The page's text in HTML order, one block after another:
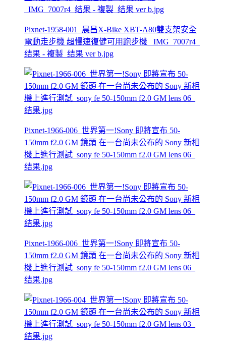
Pixnet-1958-001_晨昌X-Bike XBT-A80雙支架安全
電動走步機 超慢速復健可用跑步機 _IMG_7007r4_
结果 - 複製_结果 ver b.jpg
Pixnet-1966-006_世界第一!Sony 即將宣布 50-
150mm f2.0 GM 鏡頭 在一台尚未公布的 Sony 新相
機上進行測試_sony fe 50-150mm f2.0 GM lens 06_
结果.jpg
Pixnet-1966-006_世界第一!Sony 即將宣布 50-
150mm f2.0 GM 鏡頭 在一台尚未公布的 Sony 新相
機上進行測試_sony fe 50-150mm f2.0 GM lens 06_
结果.jpg